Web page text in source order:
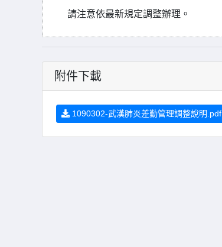
請注意依最新規定調整辦理。
附件下載
1090302-武漢肺炎差勤管理調整說明.pdf